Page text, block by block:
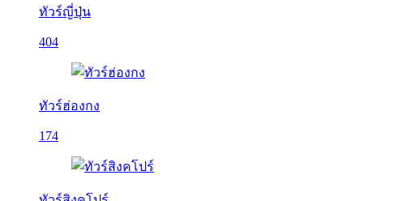
ทัวร์ญี่ปุ่น
404
ทัวร์ฮ่องกง
174